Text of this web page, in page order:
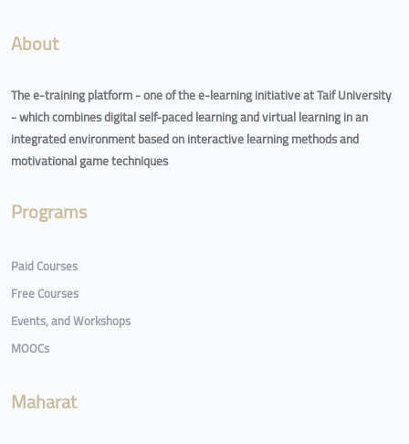
About
The e-training platform - one of the e-learning initiative at Taif University
- which combines digital self-paced learning and virtual learning in an
integrated environment based on interactive learning methods and
motivational game techniques
Programs
Paid Courses
Free Courses
Events, and Workshops
MOOCs
Maharat